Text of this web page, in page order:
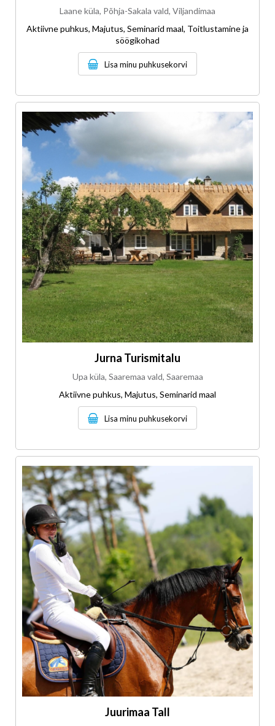
Laane küla, Põhja-Sakala vald, Viljandimaa
Aktiivne puhkus, Majutus, Seminarid maal, Toitlustamine ja
söögikohad
Lisa minu puhkusekorvi
Jurna Turismitalu
Upa küla, Saaremaa vald, Saaremaa
Aktiivne puhkus, Majutus, Seminarid maal
Lisa minu puhkusekorvi
Juurimaa Tall